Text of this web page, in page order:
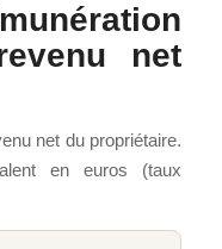
net
net du propriétaire.
en euros (taux